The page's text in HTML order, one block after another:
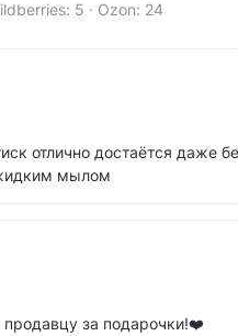
5 · Ozon: 24
отлично достаётся даже
мылом
за подарочки!❤️